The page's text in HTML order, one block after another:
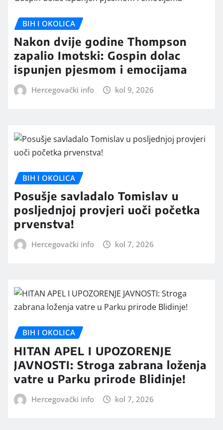
BIH I OKOLICA
Nakon dvije godine Thompson
zapalio Imotski: Gospin dolac
ispunjen pjesmom i emocijama
Hercegovački info kol 9, 2026
BIH I OKOLICA
Posušje savladalo Tomislav u
posljednjoj provjeri uoči početka
prvenstva!
Hercegovački info kol 7, 2026
BIH I OKOLICA
HITAN APEL I UPOZORENJE
JAVNOSTI: Stroga zabrana loženja
vatre u Parku prirode Blidinje!
Hercegovački info kol 7, 2026